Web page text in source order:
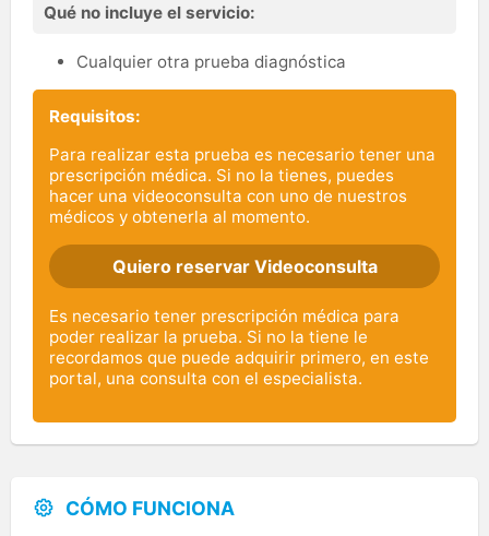
Qué no incluye el servicio:
Cualquier otra prueba diagnóstica
Requisitos:
Para realizar esta prueba es necesario tener una
prescripción médica. Si no la tienes, puedes
hacer una videoconsulta con uno de nuestros
médicos y obtenerla al momento.
Quiero reservar Videoconsulta
Es necesario tener prescripción médica para
poder realizar la prueba. Si no la tiene le
recordamos que puede adquirir primero, en este
portal, una consulta con el especialista.
CÓMO FUNCIONA